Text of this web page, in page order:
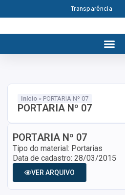
Transparência
Início » PORTARIA Nº 07
PORTARIA Nº 07
PORTARIA Nº 07
Tipo do material: Portarias
Data de cadastro: 28/03/2015
VER ARQUIVO